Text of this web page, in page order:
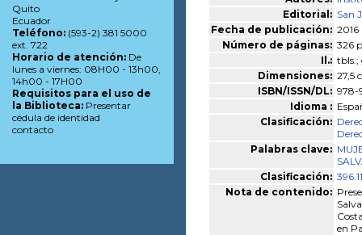
Editorial: San
Fecha de publicación: 2016
Número de páginas: 326
Il.: tbls.;
Dimensiones: 27,5
ISBN/ISSN/DL: 978-
Idioma :
Clasificación:
Palabras clave:
Clasificación:
Nota de contenido:
en
Quito
Ecuador
Teléfono: (593-2) 381 5000
ext. 722
Horario de atención: De
lunes a viernes: 08H00 - 13h00,
14h00 - 17H00
Requisitos para el uso de
la Biblioteca: Presentar
cédula de identidad
contacto